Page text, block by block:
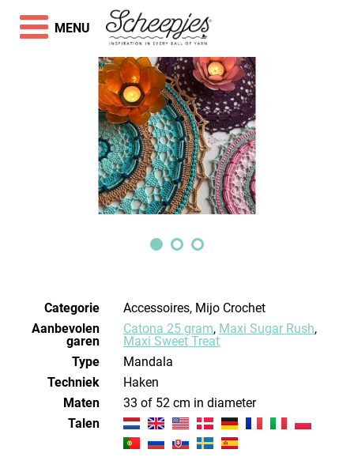
Categorie
Accessoires, Mijo Crochet
Aanbevolen
garen
Catona 25 gram, Maxi Sugar Rush,
Maxi Sweet Treat
Type
Mandala
Techniek
haken
Maten
33 of 52 cm in diameter
Talen
MENU